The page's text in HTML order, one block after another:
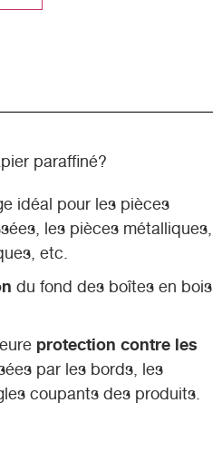
paraffiné?
idéal pour les pièces
les pièces métalliques,
etc.
du fond des boîtes en bois
protection contre les
par les bords, les
coupants des produits.